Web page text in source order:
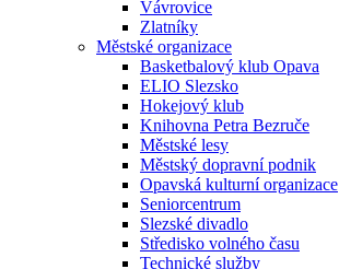
Vávrovice
Zlatníky
Městské organizace
Basketbalový klub Opava
ELIO Slezsko
Hokejový klub
Knihovna Petra Bezruče
Městské lesy
Městský dopravní podnik
Opavská kulturní organizace
Seniorcentrum
Slezské divadlo
Středisko volného času
Technické služby